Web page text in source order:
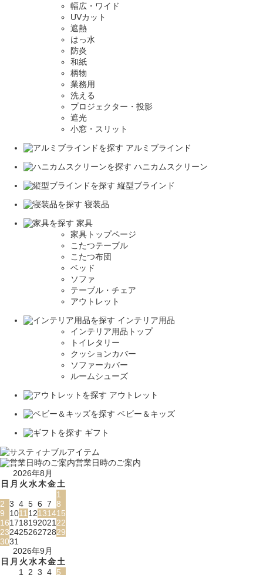
幅広・ワイド
UVカット
遮熱
はっ水
防炎
和紙
柄物
業務用
洗える
プロジェクター・投影
遮光
小窓・スリット
アルミブラインド
ハニカムスクリーン
縦型ブラインド
寝装品
家具
家具トップページ
こたつテーブル
こたつ布団
ベッド
ソファ
テーブル・チェア
アウトレット
インテリア用品
インテリア用品トップ
トイレタリー
クッションカバー
ソファーカバー
ルームシューズ
アウトレット
ベビー＆キッズ
ギフト
営業日時のご案内
2026年8月
日 月 火水木金土
1
2 3 4 5 6 7 8
9
1011 12131415
161718192021 22
23242526272829
3031
2026年9月
日 月 火水木金土
1
2 3 4 5